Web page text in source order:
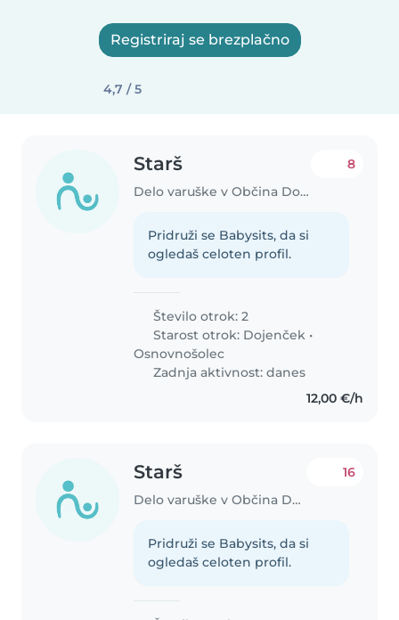
Registriraj se brezplačno
4,7 / 5
Starš
Delo varuške v Občina Domžale
8
Pridruži se Babysits, da si
ogledaš celoten profil.
Število otrok: 2
Starost otrok: Dojenček •
Osnovnošolec
Zadnja aktivnost: danes
12,00 €/h
Starš
Delo varuške v Občina Domžale
16
Pridruži se Babysits, da si
ogledaš celoten profil.